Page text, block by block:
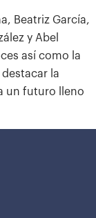
Beatriz García,
y Abel
así como la
la
un futuro lleno